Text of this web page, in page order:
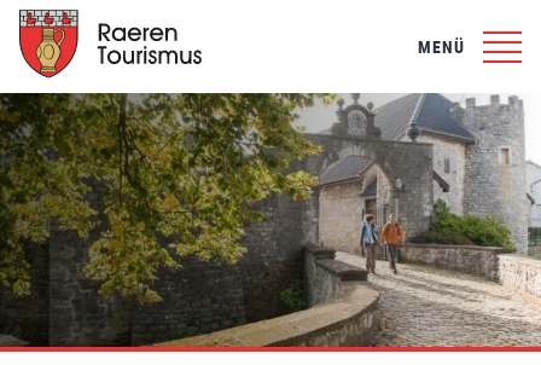
MENÜ